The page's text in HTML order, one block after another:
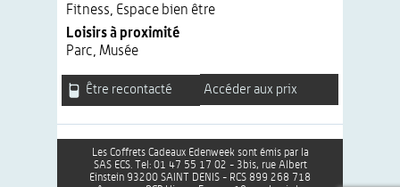
Fitness, Espace bien être
Loisirs à proximité
Parc, Musée
Être recontacté Accéder aux prix
Les Coffrets Cadeaux Edenweek sont émis par la
SAS ECS. Tel: 01 47 55 17 02 - 3bis, rue Albert
Einstein 93200 SAINT DENIS - RCS 899 268 718